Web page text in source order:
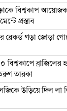
বিশ্বকাপ আয়োজক
প্রস্তাব
রেকর্ড গড়া জোড়া
বিশ্বকাপে ব্রাজিলের
তারকা
উড়িয়ে দিল লা